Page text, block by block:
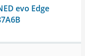
evo Edge